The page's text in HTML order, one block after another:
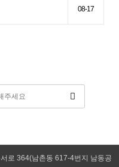
08-17
로 364(남촌동 617-4번지 남동공